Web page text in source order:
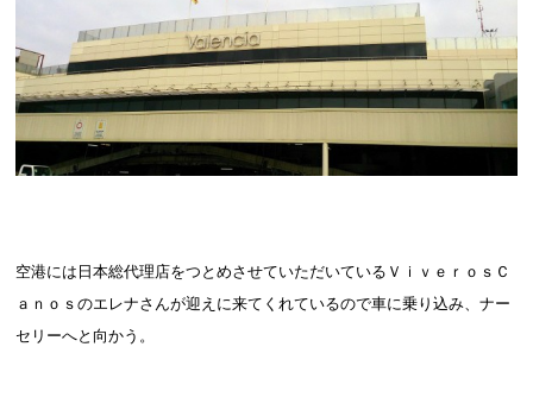
空港には日本総代理店をつとめさせていただいているＶｉｖｅｒｏｓＣ
ａｎｏｓのエレナさんが迎えに来てくれているので車に乗り込み、ナー
セリーへと向かう。